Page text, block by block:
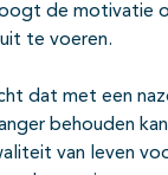
de motivatie
te voeren.
dat met een
behouden
van leven